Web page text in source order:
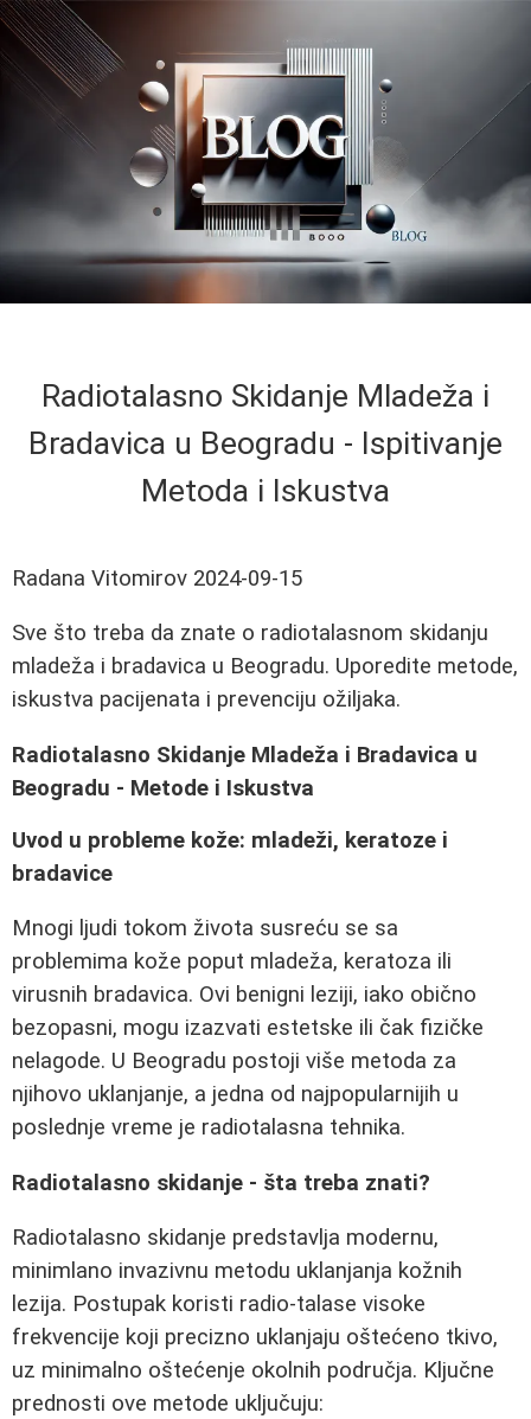
Radiotalasno Skidanje Mladeža i
Bradavica u Beogradu - Ispitivanje
Metoda i Iskustva
Radana Vitomirov 2024-09-15
Sve što treba da znate o radiotalasnom skidanju
mladeža i bradavica u Beogradu. Uporedite metode,
iskustva pacijenata i prevenciju ožiljaka.
Radiotalasno Skidanje Mladeža i Bradavica u
Beogradu - Metode i Iskustva
Uvod u probleme kože: mladeži, keratoze i
bradavice
Mnogi ljudi tokom života susreću se sa
problemima kože poput mladeža, keratoza ili
virusnih bradavica. Ovi benigni leziji, iako obično
bezopasni, mogu izazvati estetske ili čak fizičke
nelagode. U Beogradu postoji više metoda za
njihovo uklanjanje, a jedna od najpopularnijih u
poslednje vreme je radiotalasna tehnika.
Radiotalasno skidanje - šta treba znati?
Radiotalasno skidanje predstavlja modernu,
minimlano invazivnu metodu uklanjanja kožnih
lezija. Postupak koristi radio-talase visoke
frekvencije koji precizno uklanjaju oštećeno tkivo,
uz minimalno oštećenje okolnih područja. Ključne
prednosti ove metode uključuju: